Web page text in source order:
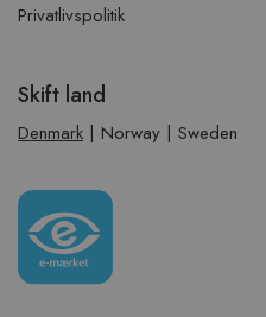
Privatlivspolitik
Skift land
Denmark | Norway | Sweden